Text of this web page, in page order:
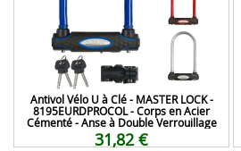
Antivol Vélo U à Clé - MASTER LOCK -
8195EURDPROCOL - Corps en Acier
Cémenté - Anse à Double Verrouillage
31,82 €